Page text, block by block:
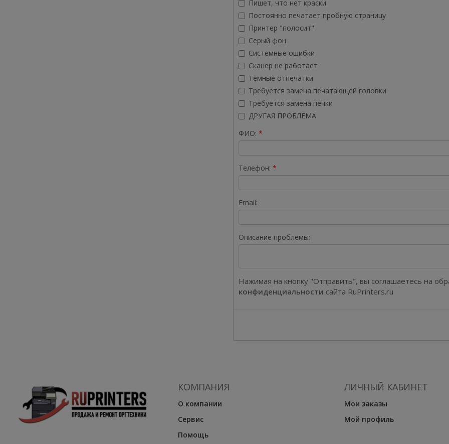
Пишет, что нет краски
Постоянно печатает пробную страницу
Принтер "полосит"
Серый фон
Системные ошибки
Сканер не работает
Темные отпечатки
Требуется замена печатающей головки
Требуется замена печки
ДРУГАЯ ПРОБЛЕМА
ФИО:
Телефон:
Email:
Описание проблемы:
Нажимая на кнопку "Отправить", вы соглашаетесь на
конфиденциальности сайта RuPrinters.ru
КОМПАНИЯ
О компании
Сервис
Помощь
ЛИЧНЫЙ КАБИНЕТ
Мои заказы
Мой профиль